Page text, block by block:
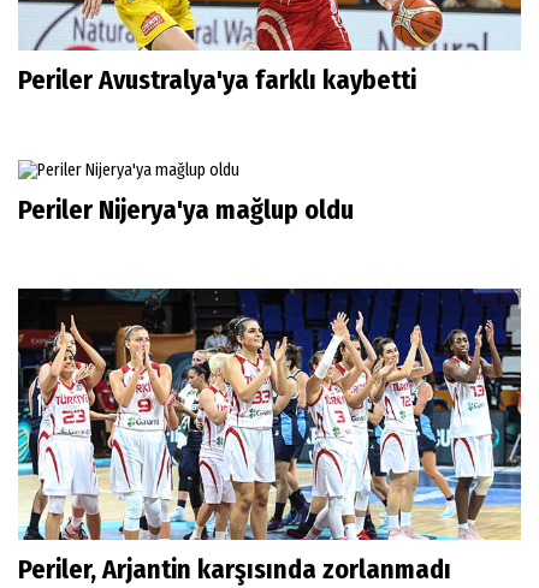
Periler Avustralya'ya farklı kaybetti
Periler Nijerya'ya mağlup oldu
Periler, Arjantin karşısında zorlanmadı